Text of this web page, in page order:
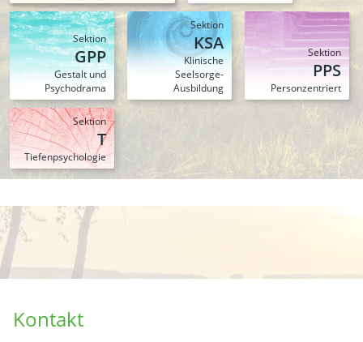
Sektion
GPP
Gestalt und
Psychodrama
Sektion
KSA
Klinische
Seelsorge-
Ausbildung
Sektion
PPS
Person­zentriert
Sektion
T
Tiefen­psychologie
Kontakt